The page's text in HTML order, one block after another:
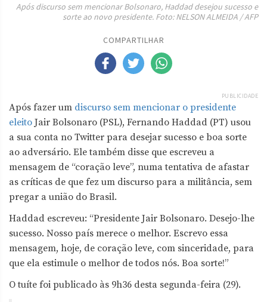
Após discurso sem mencionar Bolsonaro, Haddad desejou sucesso e
sorte ao novo presidente. Foto: NELSON ALMEIDA / AFP
COMPARTILHAR
PUBLICIDADE
Após fazer um discurso sem mencionar o presidente
eleito Jair Bolsonaro (PSL), Fernando Haddad (PT) usou
a sua conta no Twitter para desejar sucesso e boa sorte
ao adversário. Ele também disse que escreveu a
mensagem de “coração leve”, numa tentativa de afastar
as críticas de que fez um discurso para a militância, sem
pregar a união do Brasil.
Haddad escreveu: “Presidente Jair Bolsonaro. Desejo-lhe
sucesso. Nosso país merece o melhor. Escrevo essa
mensagem, hoje, de coração leve, com sinceridade, para
que ela estimule o melhor de todos nós. Boa sorte!”
O tuíte foi publicado às 9h36 desta segunda-feira (29).